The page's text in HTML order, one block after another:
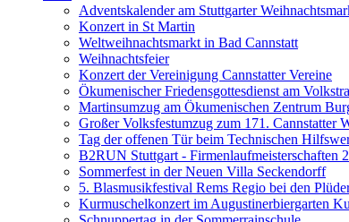
Adventskalender am Stuttgarter
Konzert in St Martin
Weltweihnachtsmarkt in Bad Cannstatt
Weihnachtsfeier
Konzert der Vereinigung Cannstatter Vereine
Ökumenischer Friedensgottesdienst am
Martinsumzug am Ökumenischen Zentrum
Großer Volksfestumzug zum 171. Cannstatter
Tag der offenen Tür beim Technischen
B2RUN Stuttgart - Firmenlaufmeisterschaften
Sommerfest in der Neuen Villa Seckendorff
5. Blasmusikfestival Rems Regio bei den
Kurmuschelkonzert im Augustinerbiergarten